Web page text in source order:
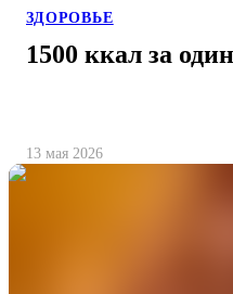
ЗДОРОВЬЕ
1500 ккал за
13 мая 2026